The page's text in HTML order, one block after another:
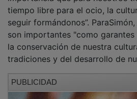
tiempo libre para el ocio, la
seguir formándonos”.
son importantes "como garantes
la conservación de nuestra
tradiciones y del desarrollo de